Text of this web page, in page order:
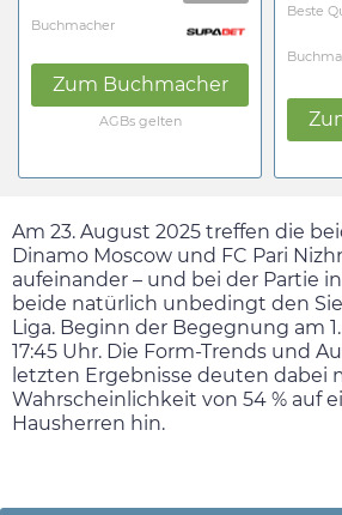
Buchmacher
Zum Buchmacher
AGBs gelten
Beste
Am 23. August 2025 treffen die
Dinamo Moscow und FC Pari
aufeinander – und bei der Partie
beide natürlich unbedingt den
Liga. Beginn der Begegnung am
17:45 Uhr. Die Form-Trends und
letzten Ergebnisse deuten dabei
Wahrscheinlichkeit von 54 % auf
Hausherren hin.